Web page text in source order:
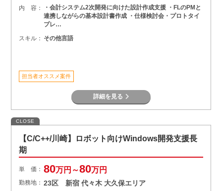
内 容：
・会計システム2次開発に向けた設計作成支援 ・FLのPMと
連携しながらの基本設計書作成 ・仕様検討会・プロトタイ
プレ…
スキル： その他言語
担当者オススメ案件
詳細を見る
CLOSE
【C/C++/川崎】ロボット向けWindows開発支援長
期
単 価： 80万円～80万円
勤務地： 23区 新宿 代々木 大久保エリア